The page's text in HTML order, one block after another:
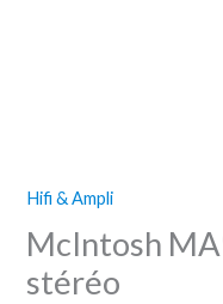
Hifi & Ampli
McIntosh
stéréo